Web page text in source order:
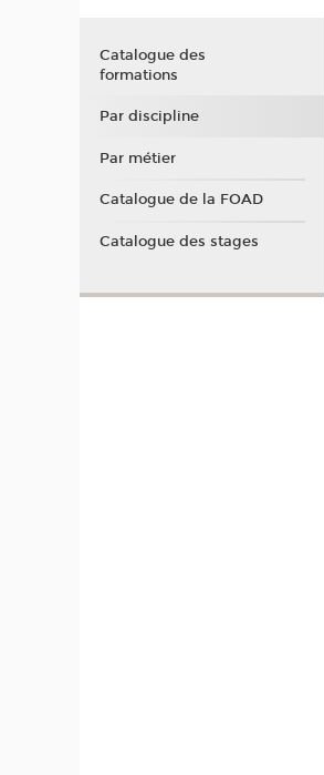
Catalogue des
formations
Par discipline
Par métier
Catalogue de la FOAD
Catalogue des stages